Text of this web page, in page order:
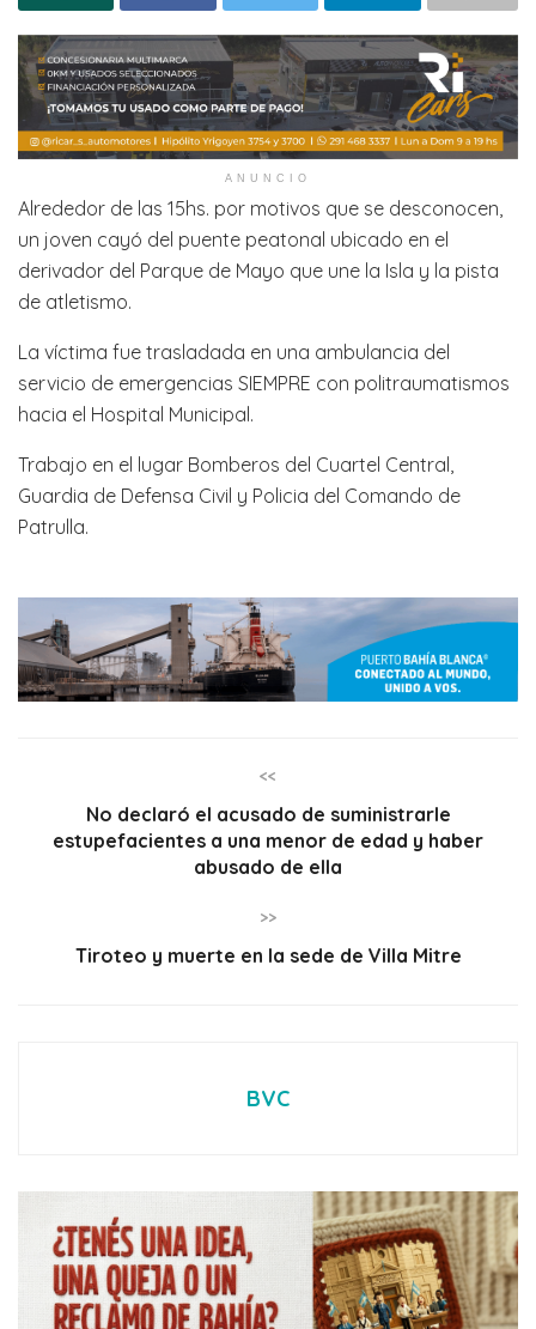
ANUNCIO
Alrededor de las 15hs. por motivos que se desconocen,
un joven cayó del puente peatonal ubicado en el
derivador del Parque de Mayo que une la Isla y la pista
de atletismo.
La víctima fue trasladada en una ambulancia del
servicio de emergencias SIEMPRE con politraumatismos
hacia el Hospital Municipal.
Trabajo en el lugar Bomberos del Cuartel Central,
Guardia de Defensa Civil y Policia del Comando de
Patrulla.
<<
No declaró el acusado de suministrarle
estupefacientes a una menor de edad y haber
abusado de ella
>>
Tiroteo y muerte en la sede de Villa Mitre
BVC